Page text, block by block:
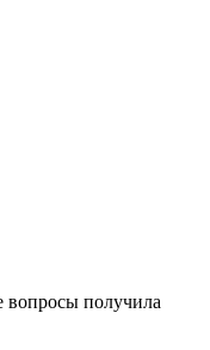
вопросы получила